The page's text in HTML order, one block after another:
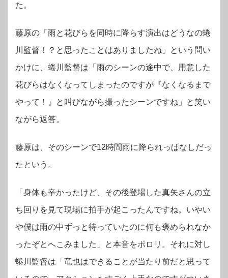
た。
藤原の「雨と花びらを同時に降らす演出はどうなの蜷
川監督！？と思ったことはありましたね」という問い
かけに、蜷川監督は「雨のシーンの途中で、用意した
花びらはなくなってしまったのですが『なくなるまで
やって！』と叫びながら撮ったシーンですね」と笑い
ながら返答。
藤原は、そのシーンで12時間雨に降られっぱなしだっ
たという。
「身体も辛かったけど、その後登場した真矢さんの立
ち回りを見て現場に拍手が起こったんですね。いやい
や僕は雨の中ずっと待っていたのに何も褒められなか
ったぞとへこみました」と本音をポロリ。それに対し
蜷川監督は「竜也はできることが当たり前だと思って